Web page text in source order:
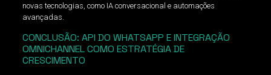
novas tecnologias, como IA conversacional e automações
avançadas.
CONCLUSÃO: API DO WHATSAPP E INTEGRAÇÃO
OMNICHANNEL COMO ESTRATÉGIA DE
CRESCIMENTO